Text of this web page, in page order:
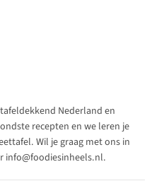
Nederland en
recepten en we leren je
Wil je graag met ons in
info@foodiesinheels.nl.